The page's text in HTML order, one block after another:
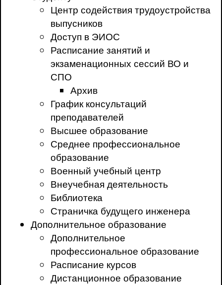
Центр содействия трудоустройства
выпусников
Доступ в ЭИОС
Расписание занятий и
экзаменационных сессий ВО и
СПО
Архив
График консультаций
преподавателей
Высшее образование
Среднее профессиональное
образование
Военный учебный центр
Внеучебная деятельность
Библиотека
Страничка будущего инженера
Дополнительное образование
Дополнительное
профессиональное образование
Расписание курсов
Дистанционное образование